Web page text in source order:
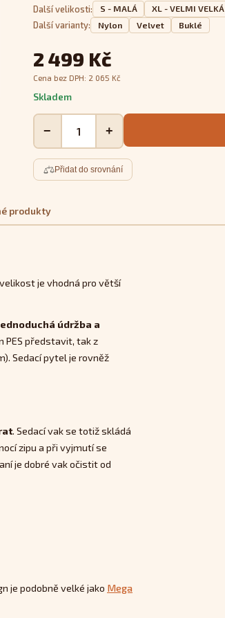
Další velikosti: S - MALÁ XL - VELMI VELKÁ
Další varianty: Nylon Velvet Buklé
2 499 Kč
Cena bez DPH: 2 065 Kč
Skladem
− +
Přidat do srovnání
produkty
je vhodná pro větší
údržba a
PES představit, tak z
Sedací pytel je rovněž
. Sedací vak se totiž skládá
zipu a při vyjmutí se
je dobré vak očistit od
je podobně velké jako Mega